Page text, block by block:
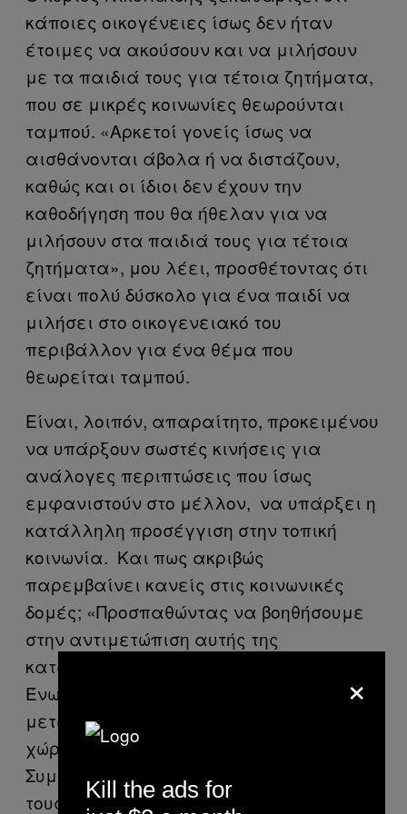
κάποιες οικογένειες ίσως δεν ήταν
έτοιμες να ακούσουν και να μιλήσουν
με τα παιδιά τους για τέτοια ζητήματα,
που σε μικρές κοινωνίες θεωρούνται
ταμπού. «Αρκετοί γονείς ίσως να
αισθάνονται άβολα ή να διστάζουν,
καθώς και οι ίδιοι δεν έχουν την
καθοδήγηση που θα ήθελαν για να
μιλήσουν στα παιδιά τους για τέτοια
ζητήματα», μου λέει, προσθέτοντας ότι
είναι πολύ δύσκολο για ένα παιδί να
μιλήσει στο οικογενειακό του
περιβάλλον για ένα θέμα που
θεωρείται ταμπού.
Είναι, λοιπόν, απαραίτητο, προκειμένου
να υπάρξουν σωστές κινήσεις για
ανάλογες περιπτώσεις που ίσως
εμφανιστούν στο μέλλον, να υπάρξει η
κατάλληλη προσέγγιση στην τοπική
κοινωνία. Και πως ακριβώς
παρεμβαίνει κανείς στις κοινωνικές
δομές; «Προσπαθώντας να βοηθήσουμε
στην αντιμετώπιση αυτής της
κατάστασης σε συνεργασία με την
Ένωση Γυμναστών του Νομού Ρεθύμνης,
μεταφέραμε εμπειρία από άλλες
χώρες και τις αντίστοιχες Μονάδες του
Συμβουλίου της Ευρώπης αναφορικά με
τους Κώδικες Δεοντολογίας για την
×
Kill the ads for